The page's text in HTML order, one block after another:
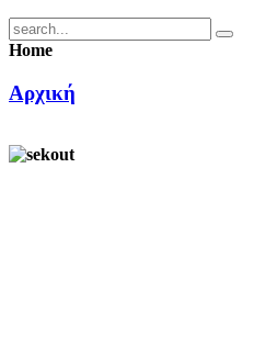
Home
Αρχική